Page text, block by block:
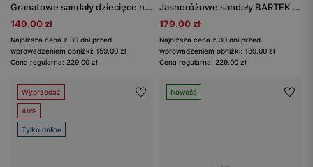
Granatowe sandały dziecięce na rzepy z zamkniętymi palcami BARTEK 11042303
149.00 zł
Najniższa cena z 30 dni przed
wprowadzeniem obniżki: 159.00 zł
Cena regularna: 229.00 zł
Jasnoróżowe sandały BARTEK z buźką z tyłu
179.00 zł
Najniższa cena z 30 dni przed
wprowadzeniem obniżki: 189.00 zł
Cena regularna: 229.00 zł
Wyprzedaż
48%
Tylko online
Nowość